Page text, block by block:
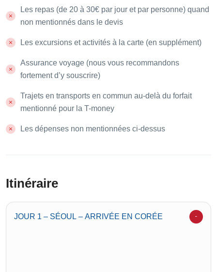
Les repas (de 20 à 30€ par jour et par personne) quand
non mentionnés dans le devis
Les excursions et activités à la carte (en supplément)
Assurance voyage (nous vous recommandons
fortement d’y souscrire)
Trajets en transports en commun au-delà du forfait
mentionné pour la T-money
Les dépenses non mentionnées ci-dessus
Itinéraire
JOUR 1 – SÉOUL – ARRIVÉE EN CORÉE